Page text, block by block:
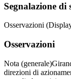
Segnalazione di
Osservazioni
Osservazioni
Nota (generale)
direzioni di